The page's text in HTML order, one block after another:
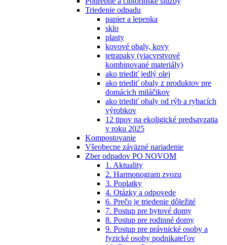
Triedenie odpadu
papier a lepenka
sklo
plasty
kovové obaly, kovy
tetrapaky (viacvrstvové
kombinované materiály)
ako triediť jedlý olej
ako triediť obaly z produktov pre
domácich miláčikov
ako triediť obaly od rýb a rybacích
výrobkov
12 tipov na ekoligické predsavzatia
v roku 2025
Kompostovanie
Všeobecne záväzné nariadenie
Zber odpadov PO NOVOM
1. Aktuality
2. Harmonogram zvozu
3. Poplatky
4. Otázky a odpovede
6. Prečo je triedenie dôležité
7. Postup pre bytové domy
8. Postup pre rodinné domy
9. Postup pre právnické osoby a
fyzické osoby podnikateľov